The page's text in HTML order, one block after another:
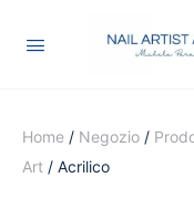
Home / Negozio /
Art / Acrilico